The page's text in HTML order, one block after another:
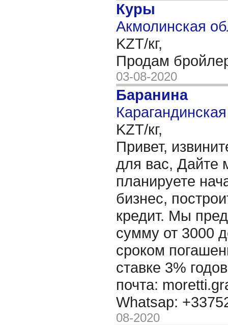
Куры
Акмолинская
KZT/кг,
Продам
03-08-2020
Баранина
KZT/кг,
Привет,
для вас, Дайте
планируете
бизнес,
кредит. Мы
сумму от 3000
сроком
ставке 3%
почта:
Whatsap:
08-2020